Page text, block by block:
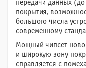
передачи данных (до
покрытия,
большого числа
современному
Мощный чипсет
и широкую зону
справляется с